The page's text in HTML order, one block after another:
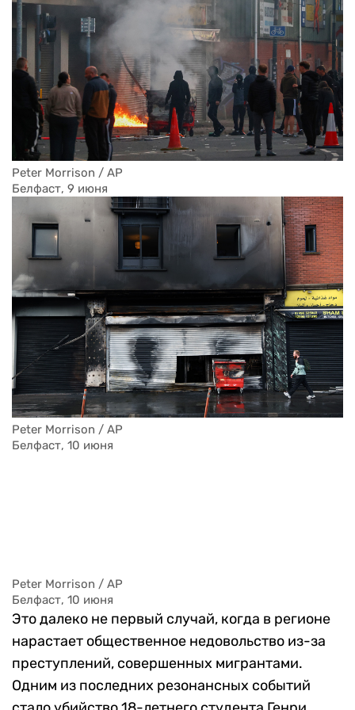
Peter Morrison / AP
Белфаст, 9 июня
Peter Morrison / AP
Белфаст, 10 июня
Peter Morrison / AP
Белфаст, 10 июня